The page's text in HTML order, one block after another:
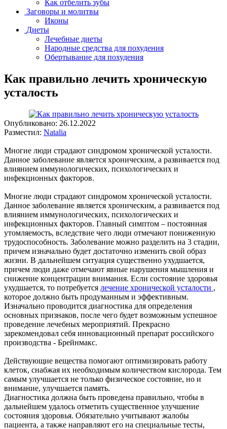
Как отбелить зубы
Заговоры и молитвы
Иконы
Диеты
Лечебные диеты
Народные средства для похудения
Обертывание для похудения
Как правильно лечить хроническую
усталость
Опубликовано: 26.12.2022
Разместил: Natalia
Многие люди страдают синдромом хронической усталости.
Данное заболевание является хроническим, а развивается под
влиянием иммунологических, психологических и
инфекционных факторов.
Многие люди страдают синдромом хронической усталости.
Данное заболевание является хроническим, а развивается под
влиянием иммунологических, психологических и
инфекционных факторов. Главный симптом – постоянная
утомляемость, вследствие чего люди отмечают пониженную
трудоспособность. Заболевание можно разделить на 3 стадии,
причем изначально будет достаточно изменить свой образ
жизни. В дальнейшем ситуация существенно ухудшается,
причем люди даже отмечают явные нарушения мышления и
снижение концентрации внимания. Если состояние здоровья
ухудшается, то потребуется лечение хронической усталости ,
которое должно быть продуманным и эффективным.
Изначально проводится диагностика для определения
основных признаков, после чего будет возможным успешное
проведение лечебных мероприятий. Прекрасно
зарекомендовал себя инновационный препарат российского
производства - Брейнмакс.
Действующие вещества помогают оптимизировать работу
клеток, снабжая их необходимым количеством кислорода. Тем
самым улучшается не только физическое состояние, но и
внимание, улучшается память.
Диагностика должна быть проведена правильно, чтобы в
дальнейшем удалось отметить существенное улучшение
состояния здоровья. Обязательно учитывают жалобы
пациента, а также направляют его на специальные тесты,